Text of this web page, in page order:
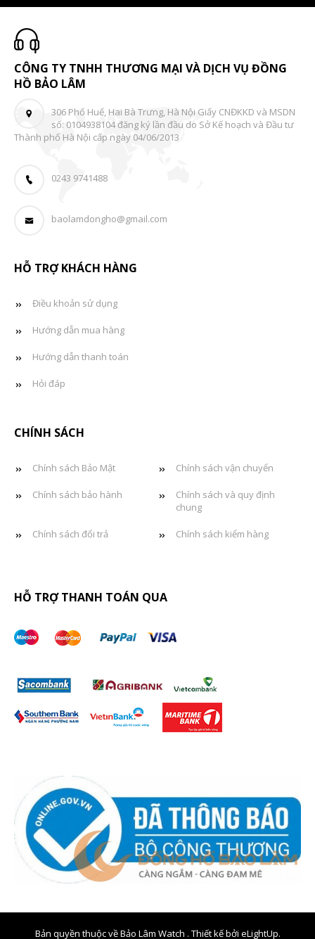
CÔNG TY TNHH THƯƠNG MẠI VÀ DỊCH VỤ ĐỒNG
HỒ BẢO LÂM
306 Phố Huế, Hai Bà Trưng, Hà Nội Giấy CNĐKKD và MSDN
số: 0104938104 đăng ký lần đầu do Sở Kế hoạch và Đầu tư
Thành phố Hà Nội cấp ngày 04/06/2013
0243 9741488
baolamdongho@gmail.com
HỖ TRỢ KHÁCH HÀNG
Điều khoản sử dụng
Hướng dẫn mua hàng
Hướng dẫn thanh toán
Hỏi đáp
CHÍNH SÁCH
Chính sách Bảo Mật Chính sách vận chuyển
Chính sách bảo hành
Chính sách và quy định
chung
Chính sách đổi trả Chính sách kiểm hàng
HỖ TRỢ THANH TOÁN QUA
Bản quyền thuộc về Bảo Lâm Watch . Thiết kế bởi eLightUp.